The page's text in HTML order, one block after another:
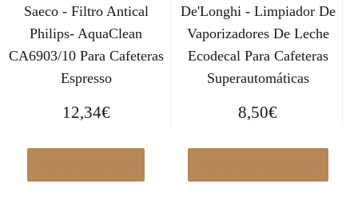
Saeco - Filtro Antical
Philips- AquaClean
CA6903/10 Para Cafeteras
Espresso
12,34€
De'Longhi - Limpiador De
Vaporizadores De Leche
Ecodecal Para Cafeteras
Superautomáticas
8,50€